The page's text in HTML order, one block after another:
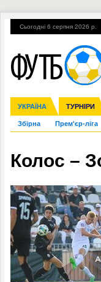
Сьогодні 6 серпня 2026 р.
УКРАЇНА ТУРНІРИ
Збірна Прем'єр-ліга
Ліга чемпіонів Ліга
Англія Іспанія
ЧС-2014 ЄВРО-2016
Гарячі теми УПЛ, 1-й
Колос –